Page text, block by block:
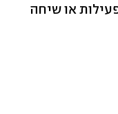
או שיחה